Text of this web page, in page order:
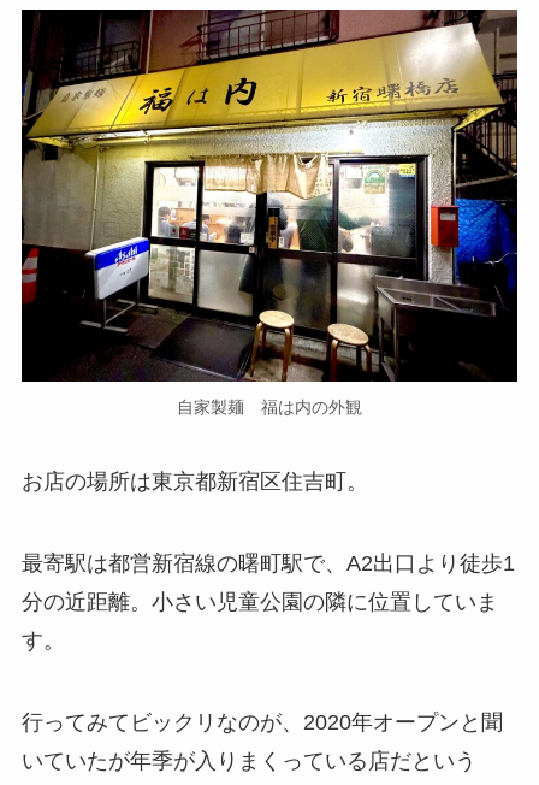
自家製麺 福は内の外観
お店の場所は東京都新宿区住吉町。
最寄駅は都営新宿線の曙町駅で、A2出口より徒歩1
分の近距離。小さい児童公園の隣に位置していま
す。
行ってみてビックリなのが、2020年オープンと聞
いていたが年季が入りまくっている店だという